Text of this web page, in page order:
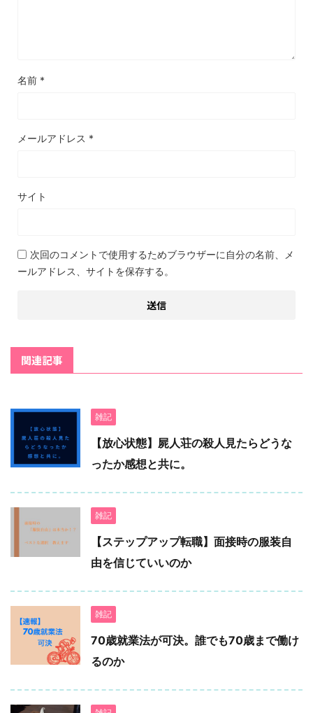
名前 *
メールアドレス *
サイト
次回のコメントで使用するためブラウザーに自分の名前、メ
ールアドレス、サイトを保存する。
関連記事
雑記
【放心状態】屍人荘の殺人見たらどうな
ったか感想と共に。
雑記
【ステップアップ転職】面接時の服装自
由を信じていいのか
雑記
70歳就業法が可決。誰でも70歳まで働け
るのか